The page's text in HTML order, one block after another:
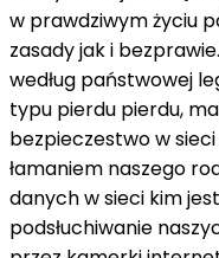
w prawdziwym życiu
zasady jak i
według państwowej
typu pierdu pierdu,
bezpieczestwo w
łamaniem naszego
danych w sieci kim
podsłuchiwanie